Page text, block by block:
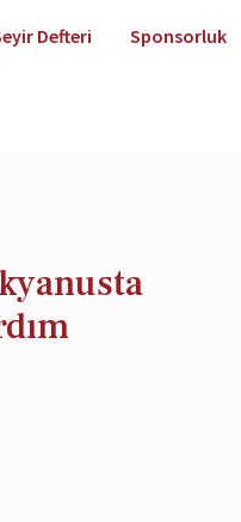
Defteri Sponsorluk